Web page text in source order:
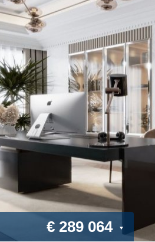
€ 289 064